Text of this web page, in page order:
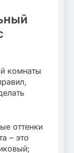
комнаты
оттенки
– это